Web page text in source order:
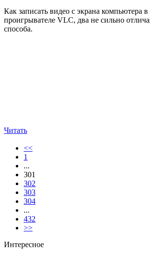
Как записать видео с экрана компьютера
проигрывателе VLC, два не сильно
способа.
Читать
<<
1
...
301
302
303
304
...
432
>>
Интересное